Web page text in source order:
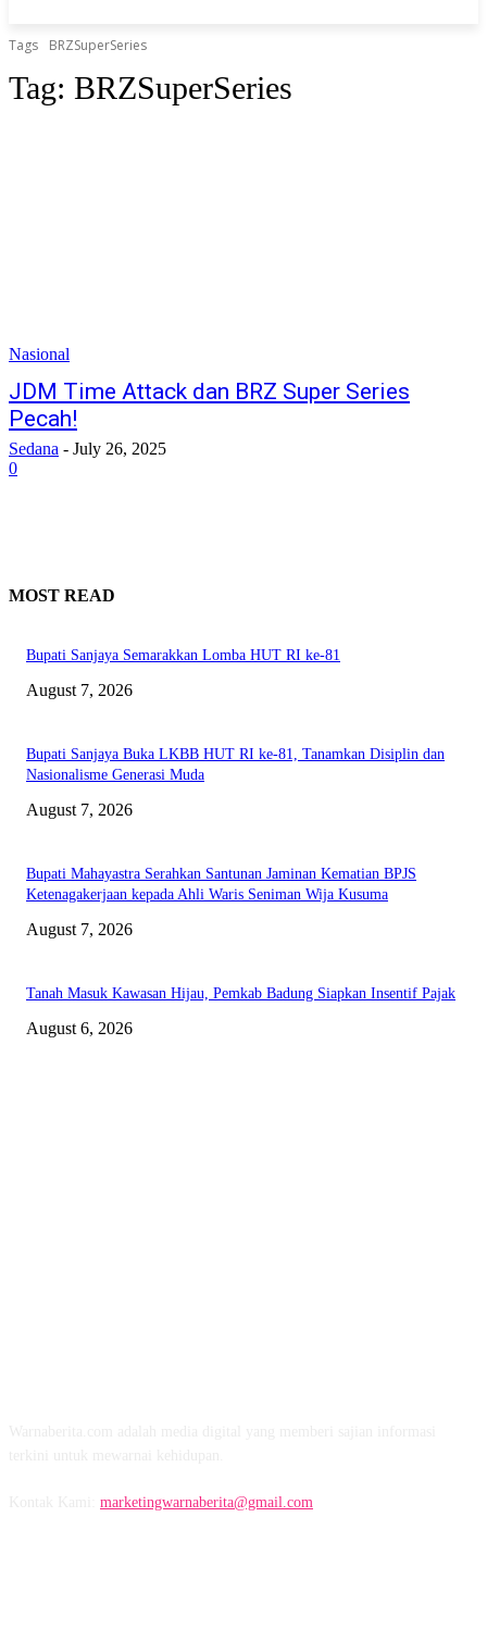
Tags BRZSuperSeries
Tag: BRZSuperSeries
Nasional
JDM Time Attack dan BRZ Super Series
Pecah!
Sedana - July 26, 2025
0
MOST READ
Bupati Sanjaya Semarakkan Lomba HUT RI ke-81
August 7, 2026
Bupati Sanjaya Buka LKBB HUT RI ke-81, Tanamkan Disiplin dan
Nasionalisme Generasi Muda
August 7, 2026
Bupati Mahayastra Serahkan Santunan Jaminan Kematian BPJS
Ketenagakerjaan kepada Ahli Waris Seniman Wija Kusuma
August 7, 2026
Tanah Masuk Kawasan Hijau, Pemkab Badung Siapkan Insentif Pajak
August 6, 2026
marketingwarnaberita@gmail.com